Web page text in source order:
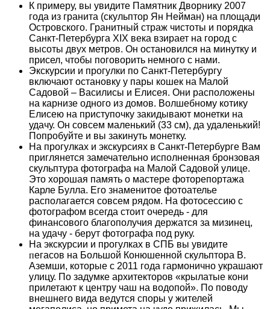
К примеру, вы увидите Памятник Дворнику 2007
года из гранита (скульптор Ян Нейман) на площади
Островского. Гранитный страж чистоты и порядка
Санкт-Петербурга XIX века взирает на город с
высоты двух метров. Он остановился на минутку и
присел, чтобы поговорить немного с нами.
Экскурсии и прогулки по Санкт-Петербургу
включают остановку у пары кошек на Малой
Садовой – Василисы и Елисея. Они расположены
на карнизе одного из домов. Волшебному котику
Елисею на приступочку закидывают монетки на
удачу. Он совсем маленький (33 см), да удаленький!
Попробуйте и вы закинуть монетку.
На прогулках и экскурсиях в Санкт-Петербурге Вам
приглянется замечательно исполненная бронзовая
скульптура фотографа на Малой Садовой улице.
Это хорошая память о мастере фоторепортажа
Карле Булла. Его знаменитое фотоателье
располагается совсем рядом. На фотосессию с
фотографом всегда стоит очередь - для
финансового благополучия держатся за мизинец,
на удачу - берут фотографа под руку.
На экскурсии и прогулках в СПБ вы увидите
пегасов на Большой Конюшенной скульптора В.
Аземши, которые с 2011 года гармонично украшают
улицу. По задумке архитекторов «крылатые кони
прилетают к центру чаш на водопой». По поводу
внешнего вида ведутся споры у жителей